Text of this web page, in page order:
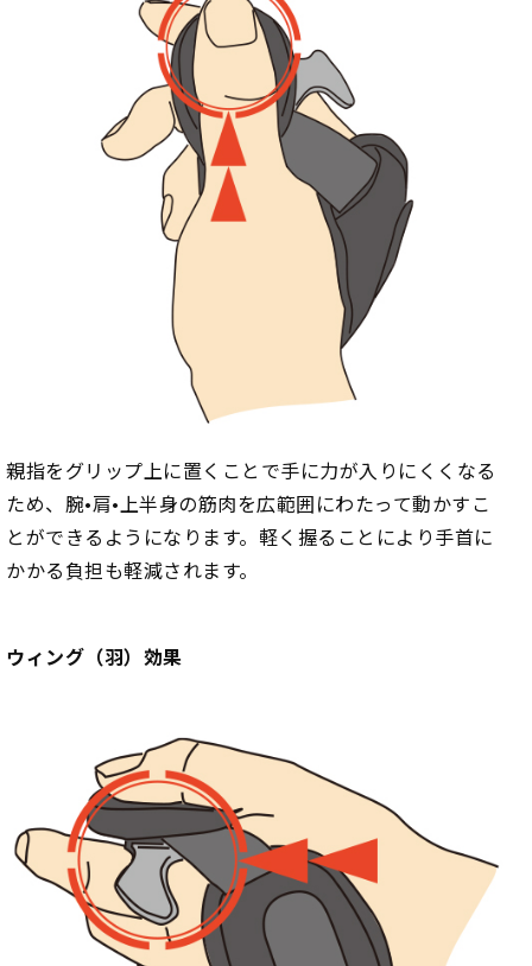
親指をグリップ上に置くことで手に力が入りにくくなる
ため、腕•肩•上半身の筋肉を広範囲にわたって動かすこ
とができるようになります。軽く握ることにより手首に
かかる負担も軽減されます。
ウィング（羽）効果